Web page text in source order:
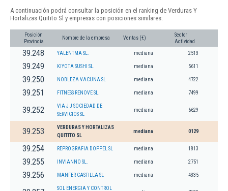
A continuación podrá consultar la posición en el ranking de Verduras Y
Hortalizas Quitito Sl y empresas con posiciones similares:
Posición
Provincia
Nombre de la empresa Ventas (€)
Sector
Actividad
39.248 YALENTMA SL. mediana 2513
39.249 KIYOTA SUSHI SL. mediana 5611
39.250 NOBLEZA VACUNA SL mediana 4722
39.251 FITNESS RENOVE SL. mediana 7499
39.252
VIA J J SOCIEDAD DE
SERVICIOS SL
mediana 6629
39.253
VERDURAS Y HORTALIZAS
QUITITO SL
mediana 0129
39.254 REPROGRAFIA DOPPEL SL mediana 1813
39.255 INVIANNO SL. mediana 2751
39.256 MANFER CASTILLA SL mediana 4335
SOL ENERGIA Y CONTROL